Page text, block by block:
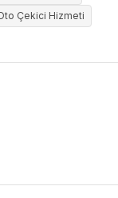
Çekici Hizmeti